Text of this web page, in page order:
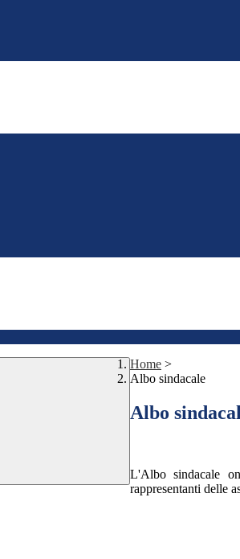
Home >
Albo sindacale
Albo
L'Albo sindacale
rappresentanti delle